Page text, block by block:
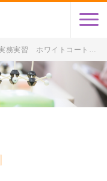
イトコートセレモニーが開催されました！